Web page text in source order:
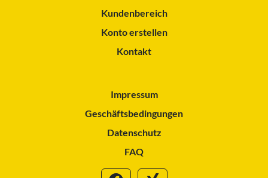
Kundenbereich
Konto erstellen
Kontakt
Impressum
Geschäftsbedingungen
Datenschutz
FAQ